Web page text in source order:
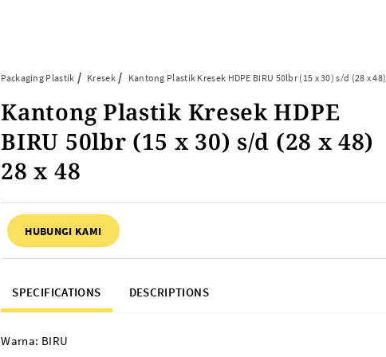
PERALATAN BAKING
Cup Tray
Aluminium Roll
Baking Paper
Mika Cake Roll
Dessert Box
ARTIKEL ABP
Informasi Umum
Tips & Trik
Packaging Plastik Kresek Kantong Plastik Kresek HDPE BIRU 50lbr (15 x 30) s/d (28 x 48)
Kantong Plastik Kresek HDPE
BIRU 50lbr (15 x 30) s/d (28 x 48)
28 x 48
HUBUNGI KAMI
SPECIFICATIONS DESCRIPTIONS
Warna: BIRU